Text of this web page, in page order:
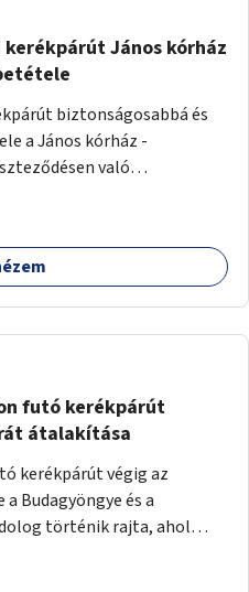
János kórház
biztonságosabbá és
a János kórház -
való
esetleg ésszerűbb
futó kerékpárút
átalakítása
kerékpárút végig az
Budagyöngye és a
történik rajta, ahol